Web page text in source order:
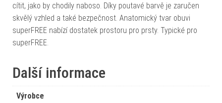
cítit, jako by chodily naboso. Díky poutavé barvě je zaručen
skvělý vzhled a také bezpečnost. Anatomický tvar obuvi
superFREE nabízí dostatek prostoru pro prsty. Typické pro
superFREE.
Další informace
Výrobce